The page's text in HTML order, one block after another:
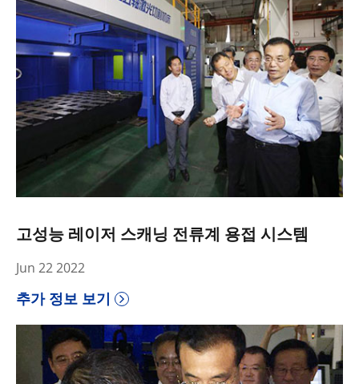
고성능 레이저 스캐닝 전류계 용접 시스템
Jun 22 2022
추가 정보 보기